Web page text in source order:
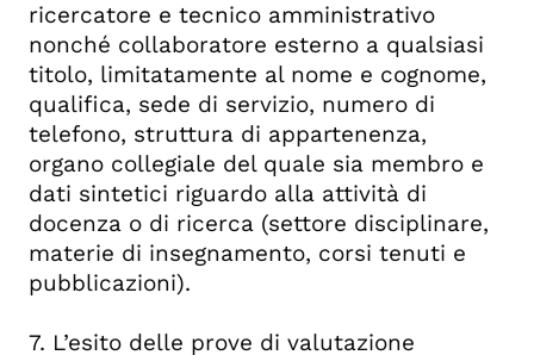
ricercatore e tecnico amministrativo
nonché collaboratore esterno a qualsiasi
titolo, limitatamente al nome e cognome,
qualifica, sede di servizio, numero di
telefono, struttura di appartenenza,
organo collegiale del quale sia membro e
dati sintetici riguardo alla attività di
docenza o di ricerca (settore disciplinare,
materie di insegnamento, corsi tenuti e
pubblicazioni).
7. L’esito delle prove di valutazione